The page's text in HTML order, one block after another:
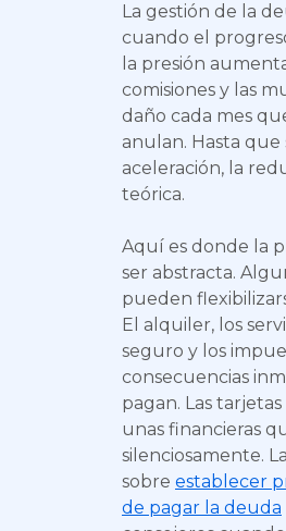
La gestión de la
cuando el
la presión
comisiones y las
daño cada mes
anulan. Hasta que
aceleración, la
teórica.
Aquí es donde la
ser abstracta.
pueden
El alquiler, los
seguro y los
consecuencias
pagan. Las
unas financieras
silenciosamente.
sobre establecer
de pagar la deuda